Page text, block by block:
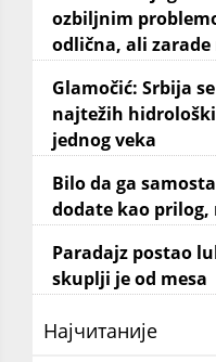
ozbiljnim
odlična, ali zarade
Glamočić: Srbija
najtežih
jednog veka
Bilo da ga
dodate kao prilog,
Paradajz postao
skuplji je od mesa
Најчитаније